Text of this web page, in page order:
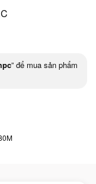
” để mua sản phẩm